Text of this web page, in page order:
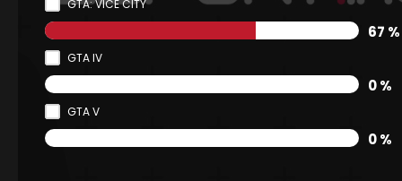
GTA: VICE CITY
67 %
GTA IV
0 %
GTA V
0 %